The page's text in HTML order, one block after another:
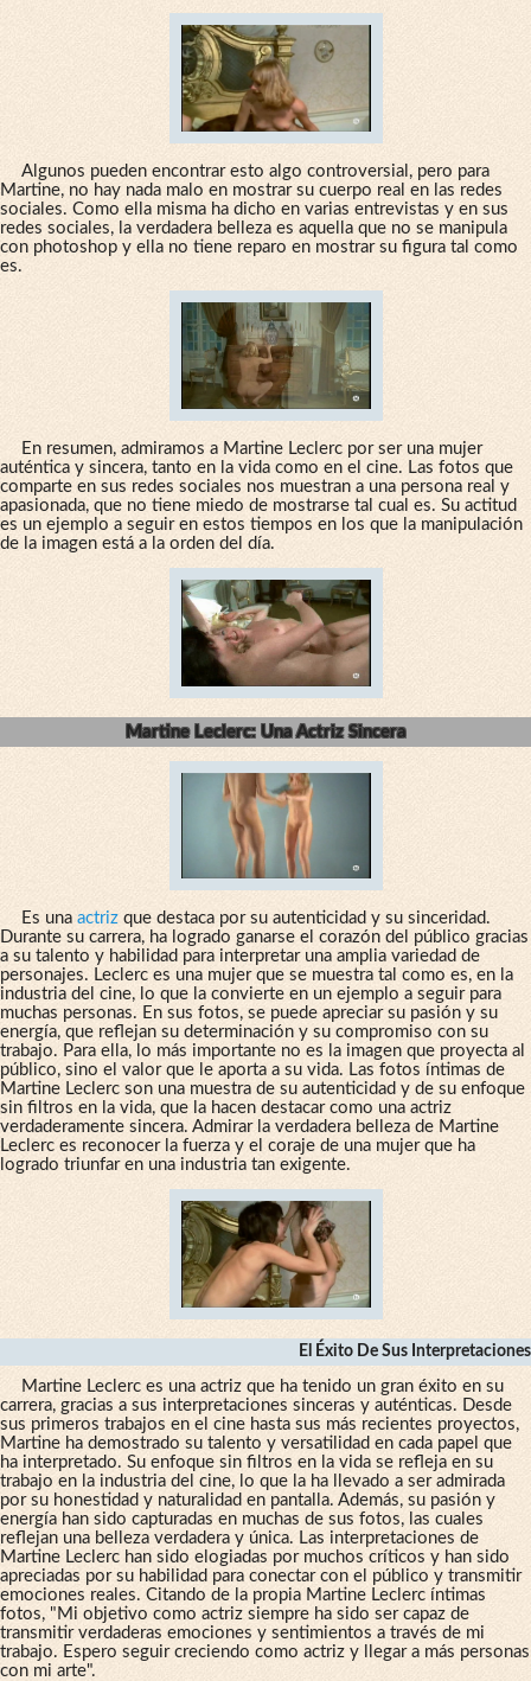
Algunos pueden encontrar esto algo controversial, pero para
Martine, no hay nada malo en mostrar su cuerpo real en las redes
sociales. Como ella misma ha dicho en varias entrevistas y en sus
redes sociales, la verdadera belleza es aquella que no se manipula
con photoshop y ella no tiene reparo en mostrar su figura tal como
es.
En resumen, admiramos a Martine Leclerc por ser una mujer
auténtica y sincera, tanto en la vida como en el cine. Las fotos que
comparte en sus redes sociales nos muestran a una persona real y
apasionada, que no tiene miedo de mostrarse tal cual es. Su actitud
es un ejemplo a seguir en estos tiempos en los que la manipulación
de la imagen está a la orden del día.
Martine Leclerc: Una Actriz Sincera
Es una actrizque destaca por su autenticidad y su sinceridad.
Durante su carrera, ha logrado ganarse el corazón del público gracias
a su talento y habilidad para interpretar una amplia variedad de
personajes. Leclerc es una mujer que se muestra tal como es, en la
industria del cine, lo que la convierte en un ejemplo a seguir para
muchas personas. En sus fotos, se puede apreciar su pasión y su
energía, que reflejan su determinación y su compromiso con su
trabajo. Para ella, lo más importante no es la imagen que proyecta al
público, sino el valor que le aporta a su vida. Las fotos íntimas de
Martine Leclerc son una muestra de su autenticidad y de su enfoque
sin filtros en la vida, que la hacen destacar como una actriz
verdaderamente sincera. Admirar la verdadera belleza de Martine
Leclerc es reconocer la fuerza y el coraje de una mujer que ha
logrado triunfar en una industria tan exigente.
El Éxito De Sus Interpretaciones
Martine Leclerc es una actriz que ha tenido un gran éxito en su
carrera, gracias a sus interpretaciones sinceras y auténticas. Desde
sus primeros trabajos en el cine hasta sus más recientes proyectos,
Martine ha demostrado su talento y versatilidad en cada papel que
ha interpretado. Su enfoque sin filtros en la vida se refleja en su
trabajo en la industria del cine, lo que la ha llevado a ser admirada
por su honestidad y naturalidad en pantalla. Además, su pasión y
energía han sido capturadas en muchas de sus fotos, las cuales
reflejan una belleza verdadera y única. Las interpretaciones de
Martine Leclerc han sido elogiadas por muchos críticos y han sido
apreciadas por su habilidad para conectar con el público y transmitir
emociones reales. Citando de la propia Martine Leclerc íntimas
fotos, "Mi objetivo como actriz siempre ha sido ser capaz de
transmitir verdaderas emociones y sentimientos a través de mi
trabajo. Espero seguir creciendo como actriz y llegar a más personas
con mi arte".